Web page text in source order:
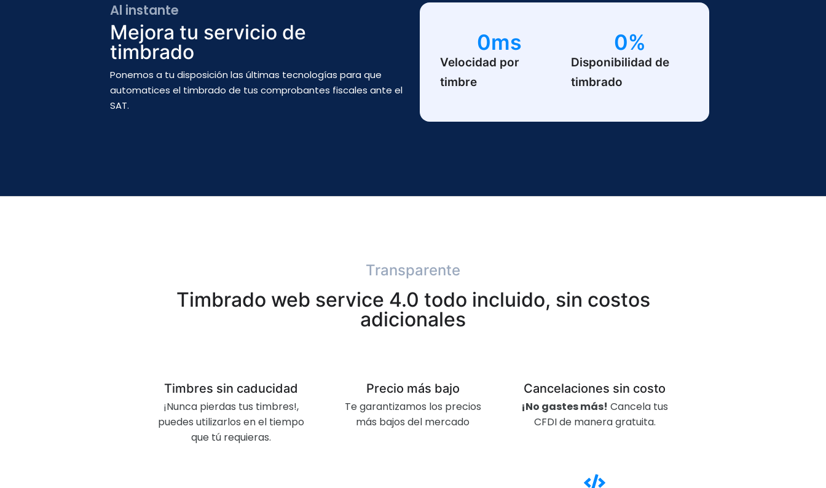
Al instante
Mejora tu servicio de
timbrado
Ponemos a tu disposición las últimas tecnologías para que
automatices el timbrado de tus comprobantes fiscales ante el
SAT.
Velocidad por
timbre
0ms
Disponibilidad de
timbrado
0%
Transparente
Timbrado web service 4.0 todo incluido, sin costos
adicionales
Timbres sin caducidad
¡Nunca pierdas tus timbres!,
puedes utilizarlos en el tiempo
que tú requieras.
Precio más bajo
Te garantizamos los precios
más bajos del mercado
Cancelaciones sin costo​
¡No gastes más! Cancela tus
CFDI de manera gratuita.